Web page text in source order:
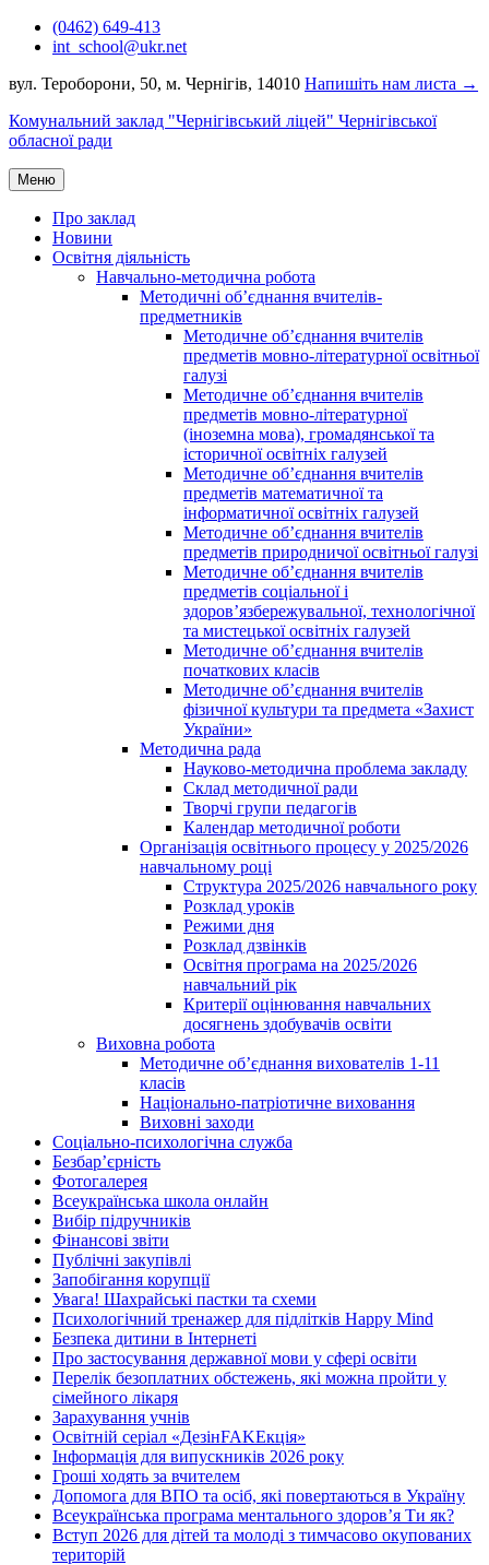
Перейти(0462) 649-413
int_school@ukr.net
вул. Тероборони, 50, м. Чернігів, 14010 Напишіть нам листа →
Комунальний заклад "Чернігівський ліцей" Чернігівської
обласної ради
Меню
Про заклад
Новини
Освітня діяльність
Навчально-методична робота
Методичні об’єднання вчителів-
предметників
Методичне об’єднання вчителів
предметів мовно-літературної освітньої
галузі
Методичне об’єднання вчителів
предметів мовно-літературної
(іноземна мова), громадянської та
історичної освітніх галузей
Методичне об’єднання вчителів
предметів математичної та
інформатичної освітніх галузей
Методичне об’єднання вчителів
предметів природничої освітньої галузі
Методичне об’єднання вчителів
предметів соціальної і
здоров’язбережувальної, технологічної
та мистецької освітніх галузей
Методичне об’єднання вчителів
початкових класів
Методичне об’єднання вчителів
фізичної культури та предмета «Захист
України»
Методична рада
Науково-методична проблема закладу
Склад методичної ради
Творчі групи педагогів
Календар методичної роботи
Організація освітнього процесу у 2025/2026
навчальному році
Структура 2025/2026 навчального року
Розклад уроків
Режими дня
Розклад дзвінків
Освітня програма на 2025/2026
навчальний рік
Критерії оцінювання навчальних
досягнень здобувачів освіти
Виховна робота
Методичне об’єднання вихователів 1-11
класів
Національно-патріотичне виховання
Виховні заходи
Соціально-психологічна служба
Безбар’єрність
Фотогалерея
Всеукраїнська школа онлайн
Вибір підручників
Фінансові звіти
Публічні закупівлі
Запобігання корупції
Увага! Шахрайські пастки та схеми
Психологічний тренажер для підлітків Happy Mind
Безпека дитини в Інтернеті
Про застосування державної мови у сфері освіти
Перелік безоплатних обстежень, які можна пройти у
сімейного лікаря
Зарахування учнів
Освітній серіал «ДезінFAKEкція»
Інформація для випускників 2026 року
Гроші ходять за вчителем
Допомога для ВПО та осіб, які повертаються в Україну
Всеукраїнська програма ментального здоров’я Ти як?
Вступ 2026 для дітей та молоді з тимчасово окупованих
територій